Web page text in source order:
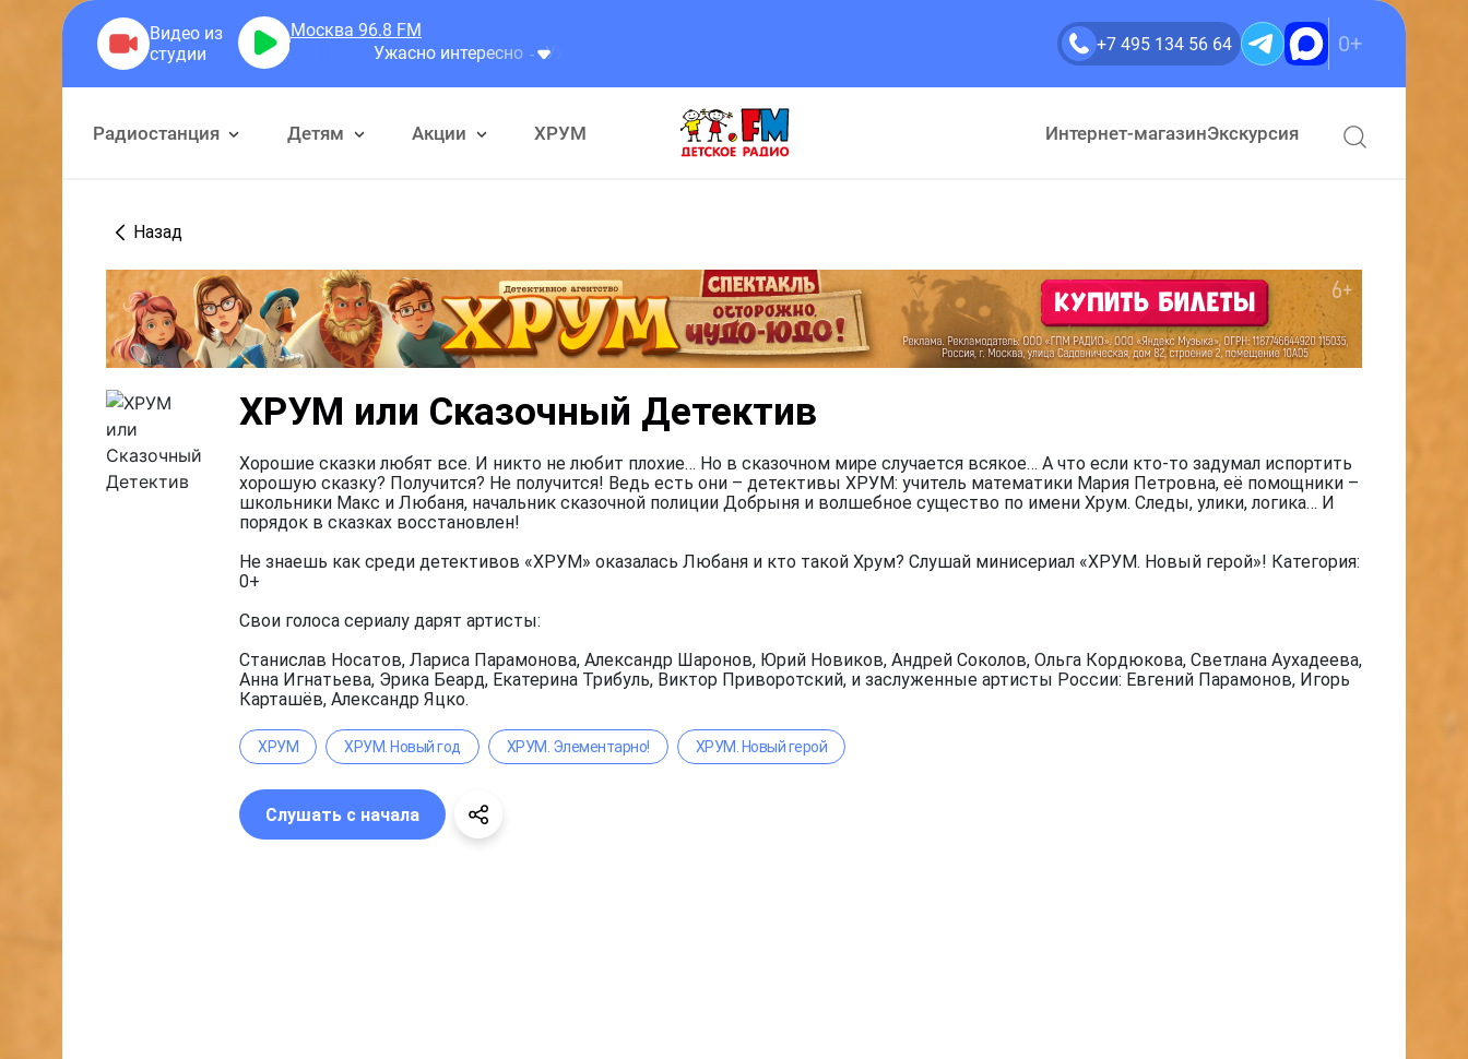
Москва 96.8 FM
Ужасно интересно
Ужасно интересно +7 495 134 56 64 0+
Радиостанция Детям Акции ХРУМ Интернет-магазинЭкскурсия
Назад
ХРУМ или Сказочный Детектив
Хорошие сказки любят все. И никто не любит плохие… Но в сказочном мире случается всякое… А что если кто-то задумал испортить
хорошую сказку? Получится? Не получится! Ведь есть они – детективы ХРУМ: учитель математики Мария Петровна, её помощники –
школьники Макс и Любаня, начальник сказочной полиции Добрыня и волшебное существо по имени Хрум. Следы, улики, логика… И
порядок в сказках восстановлен!
Не знаешь как среди детективов «ХРУМ» оказалась Любаня и кто такой Хрум? Слушай минисериал «ХРУМ. Новый герой»! Категория:
0+
Свои голоса сериалу дарят артисты:
Станислав Носатов, Лариса Парамонова, Александр Шаронов, Юрий Новиков, Андрей Соколов, Ольга Кордюкова, Светлана Аухадеева,
Анна Игнатьева, Эрика Беард, Екатерина Трибуль, Виктор Приворотский, и заслуженные артисты России: Евгений Парамонов, Игорь
Карташёв, Александр Яцко.
ХРУМ ХРУМ. Новый год ХРУМ. Элементарно! ХРУМ. Новый герой
Слушать с начала